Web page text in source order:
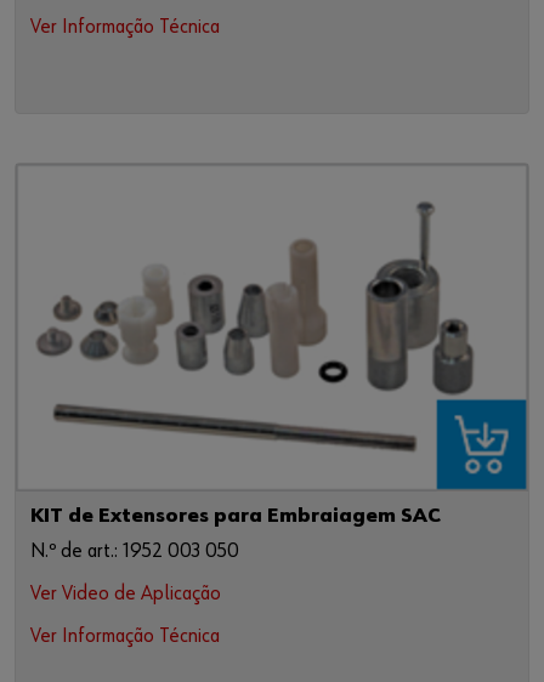
Ver Informação Técnica
KIT de Extensores para Embraiagem SAC
N.º de art.: 1952 003 050
Ver Video de Aplicação
Ver Informação Técnica